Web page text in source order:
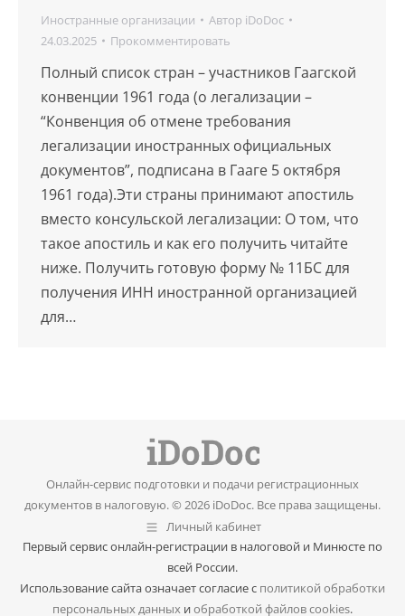
Иностранные организации Автор iDoDoc
24.03.2025
Прокомментировать
Полный список стран – участников Гаагской
конвенции 1961 года (о легализации –
“Конвенция об отмене требования
легализации иностранных официальных
документов”, подписана в Гааге 5 октября
1961 года).Эти страны принимают апостиль
вместо консульской легализации: О том, что
такое апостиль и как его получить читайте
ниже. Получить готовую форму № 11БС для
получения ИНН иностранной организацией
для…
Онлайн-сервис подготовки и подачи регистрационных
документов в налоговую. © 2026 iDoDoc. Все права защищены.
Личный кабинет
Первый сервис онлайн-регистрации в налоговой и Минюсте по
всей России.
Использование сайта означает согласие с политикой обработки
персональных данных иобработкой файлов cookies.